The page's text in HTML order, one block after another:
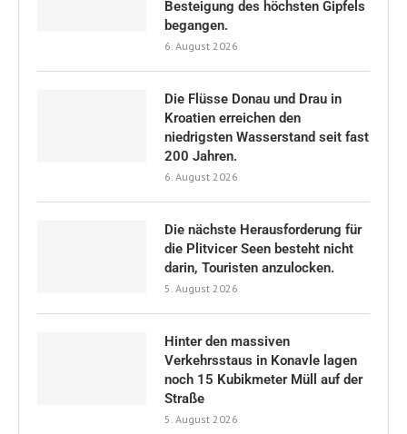
Besteigung des höchsten Gipfels
begangen.
6. August 2026
Die Flüsse Donau und Drau in
Kroatien erreichen den
niedrigsten Wasserstand seit fast
200 Jahren.
6. August 2026
Die nächste Herausforderung für
die Plitvicer Seen besteht nicht
darin, Touristen anzulocken.
5. August 2026
Hinter den massiven
Verkehrsstaus in Konavle lagen
noch 15 Kubikmeter Müll auf der
Straße
5. August 2026